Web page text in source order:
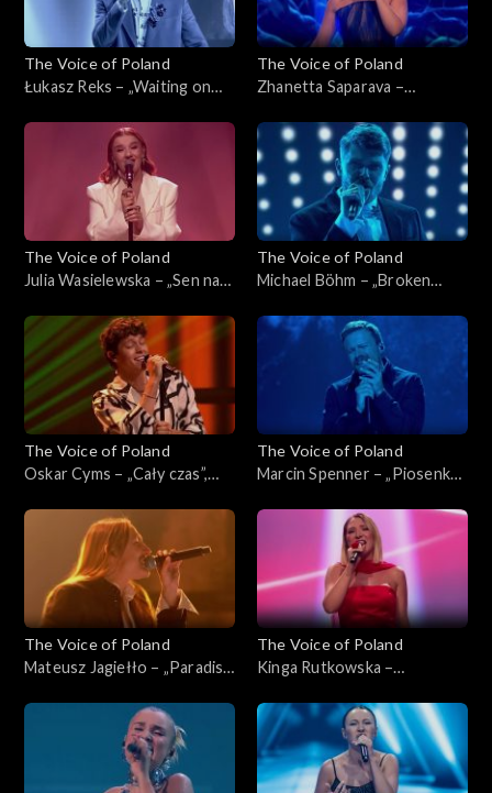
The Voice of Poland
Łukasz Reks – „Waiting on
Voice of Poland”, Live 1, 8
listopada 2025
The Voice of Poland
Zhanetta Saparava –
Poland”, Live 1, 8 listopada
2025
The Voice of Poland
Julia Wasielewska – „Sen na
Poland”, Live 1, 8 listopada
2025
The Voice of Poland
Michael Böhm – „Broken
Poland”, Live 1, 8 listopada
The Voice of Poland
Oskar Cyms – „Cały czas”,
8 listopada 2025
The Voice of Poland
Marcin Spenner – „Piosenka
Poland”, Live 1, 8 listopada
The Voice of Poland
Mateusz Jagiełło – „Paradise
Live 1, 8 listopada 2025
The Voice of Poland
Kinga Rutkowska –
„The Voice of Poland”, Live 1,
8 listopada 2025